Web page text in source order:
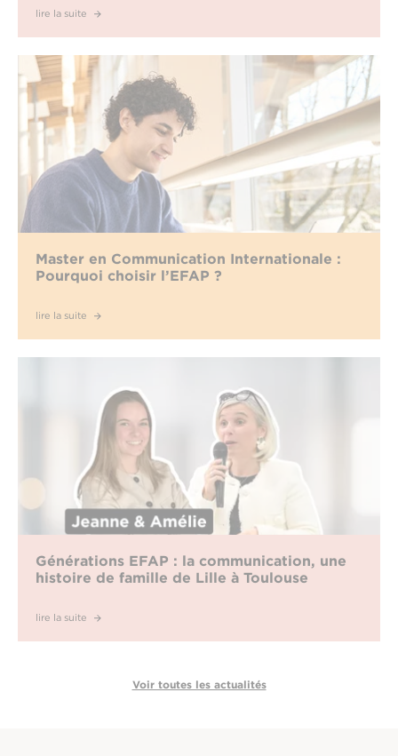
lire la suite
Master en Communication Internationale :
Pourquoi choisir l’EFAP ?
lire la suite
Générations EFAP : la communication, une
histoire de famille de Lille à Toulouse
lire la suite
Voir toutes les actualités